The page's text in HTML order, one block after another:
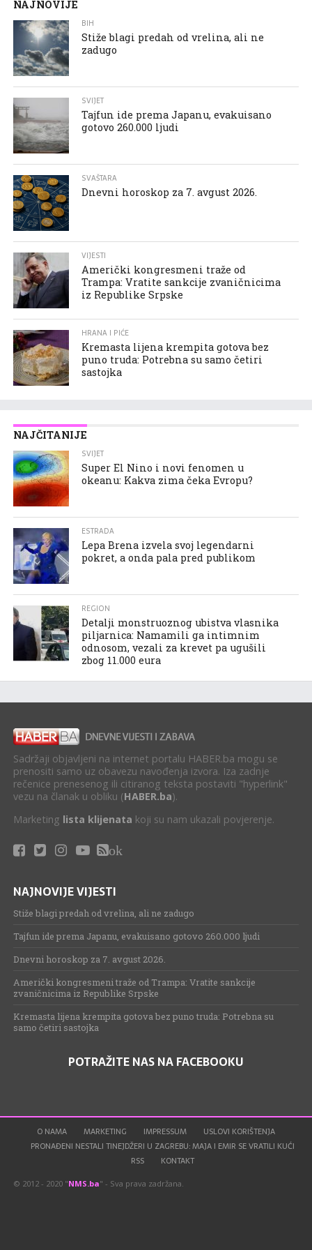
NAJNOVIJE
BIH
Stiže blagi predah od vrelina, ali ne
zadugo
SVIJET
Tajfun ide prema Japanu, evakuisano
gotovo 260.000 ljudi
SVAŠTARA
Dnevni horoskop za 7. avgust 2026.
VIJESTI
Američki kongresmeni traže od
Trampa: Vratite sankcije zvaničnicima
iz Republike Srpske
HRANA I PIĆE
Kremasta lijena krempita gotova bez
puno truda: Potrebna su samo četiri
sastojka
NAJČITANIJE
SVIJET
Super El Nino i novi fenomen u
okeanu: Kakva zima čeka Evropu?
ESTRADA
Lepa Brena izvela svoj legendarni
pokret, a onda pala pred publikom
REGION
Detalji monstruoznog ubistva vlasnika
piljarnica: Namamili ga intimnim
odnosom, vezali za krevet pa ugušili
zbog 11.000 eura
Sadržaji objavljeni na internet portalu HABER.ba mogu se
prenositi samo uz obavezu navođenja izvora. Iza zadnje
rečenice prenesenog ili citiranog teksta postaviti "hyperlink"
vezu na članak u obliku (HABER.ba).
Marketing lista klijenata koji su nam ukazali povjerenje.
ok
NAJNOVIJE VIJESTI
Stiže blagi predah od vrelina, ali ne zadugo
Tajfun ide prema Japanu, evakuisano gotovo 260.000 ljudi
Dnevni horoskop za 7. avgust 2026.
Američki kongresmeni traže od Trampa: Vratite sankcije
zvaničnicima iz Republike Srpske
Kremasta lijena krempita gotova bez puno truda: Potrebna su
samo četiri sastojka
POTRAŽITE NAS NA FACEBOOKU
O NAMA MARKETING IMPRESSUM
USLOVI KORIŠTENJA
PRONAĐENI NESTALI TINEJDŽERI U ZAGREBU: MAJA I EMIR SE VRATILI KUĆI
RSS
KONTAKT
© 2012 - 2020 "NMS.ba" - Sva prava zadržana.